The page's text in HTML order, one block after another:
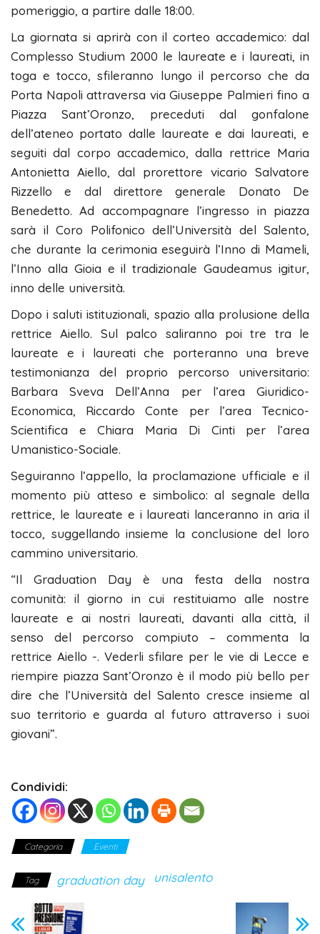
pomeriggio, a partire dalle 18:00.
La giornata si aprirà con il corteo accademico: dal
Complesso Studium 2000 le laureate e i laureati, in
toga e tocco, sfileranno lungo il percorso che da
Porta Napoli attraversa via Giuseppe Palmieri fino a
Piazza Sant’Oronzo, preceduti dal gonfalone
dell’ateneo portato dalle laureate e dai laureati, e
seguiti dal corpo accademico, dalla rettrice Maria
Antonietta Aiello, dal prorettore vicario Salvatore
Rizzello e dal direttore generale Donato De
Benedetto. Ad accompagnare l’ingresso in piazza
sarà il Coro Polifonico dell’Università del Salento,
che durante la cerimonia eseguirà l’Inno di Mameli,
l’Inno alla Gioia e il tradizionale Gaudeamus igitur,
inno delle università.
Dopo i saluti istituzionali, spazio alla prolusione della
rettrice Aiello. Sul palco saliranno poi tre tra le
laureate e i laureati che porteranno una breve
testimonianza del proprio percorso universitario:
Barbara Sveva Dell’Anna per l’area Giuridico-
Economica, Riccardo Conte per l’area Tecnico-
Scientifica e Chiara Maria Di Cinti per l’area
Umanistico-Sociale.
Seguiranno l’appello, la proclamazione ufficiale e il
momento più atteso e simbolico: al segnale della
rettrice, le laureate e i laureati lanceranno in aria il
tocco, suggellando insieme la conclusione del loro
cammino universitario.
“Il Graduation Day è una festa della nostra
comunità: il giorno in cui restituiamo alle nostre
laureate e ai nostri laureati, davanti alla città, il
senso del percorso compiuto – commenta la
rettrice Aiello -. Vederli sfilare per le vie di Lecce e
riempire piazza Sant’Oronzo è il modo più bello per
dire che l’Università del Salento cresce insieme al
suo territorio e guarda al futuro attraverso i suoi
giovani”.
Condividi:
Categoria Eventi
Tag graduation day unisalento